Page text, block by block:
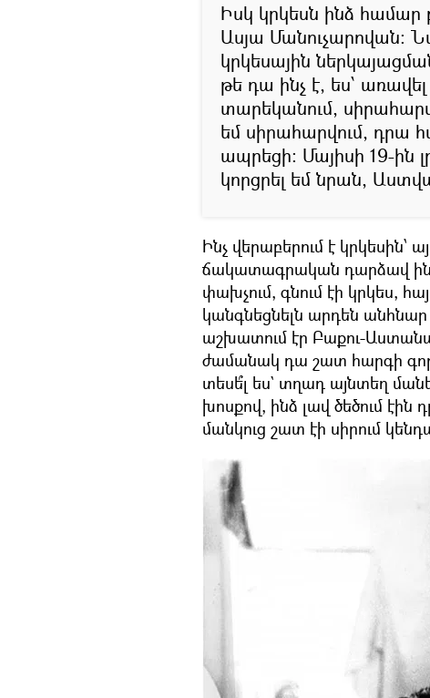
Իսկ կրկեսն ինձ համար
Ասյա Մանուչարովան։
կրկեսային
թե դա ինչ է, ես՝
տարեկանում,
եմ սիրահարվում, դրա
ապրեցի։ Մայիսի 19-ին
կորցրել եմ նրան,
Ինչ վերաբերում է կրկեսին՝
ճակատագրական դարձավ
փախչում, գնում էի կրկես,
կանգնեցնելն արդեն անհնար
աշխատում էր Բաքու-
ժամանակ դա շատ հարգի
տեսե՞լ ես` տղադ այնտեղ
խոսքով, ինձ լավ ծեծում էին
մանկուց շատ էի սիրում